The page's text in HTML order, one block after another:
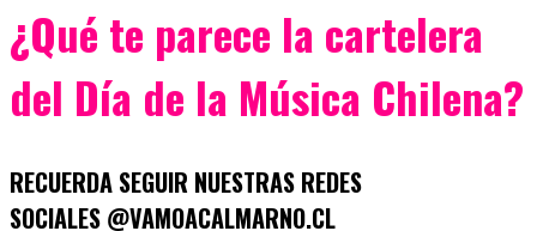
¿Qué te parece la cartelera
del Día de la Música Chilena?
RECUERDA SEGUIR NUESTRAS REDES
SOCIALES @VAMOACALMARNO.CL